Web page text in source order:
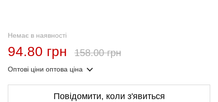
Немає в наявності
94.80 грн 158.00 грн
Оптові ціни оптова ціна
Повідомити, коли з'явиться